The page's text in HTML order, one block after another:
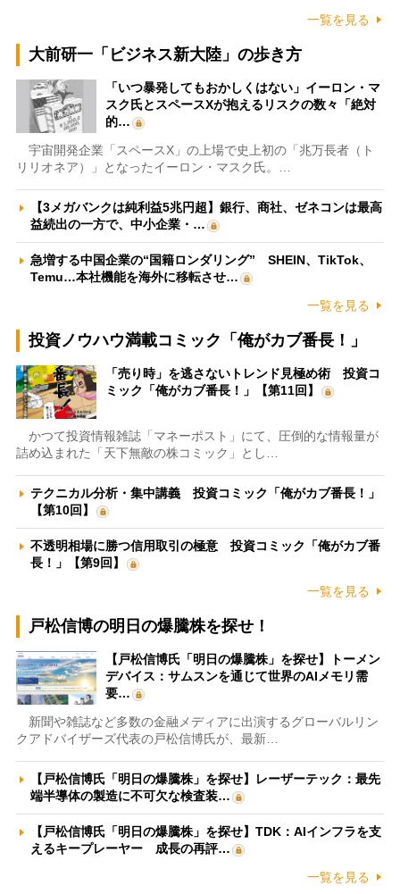
一覧を見る
大前研一「ビジネス新大陸」の歩き方
「いつ暴発してもおかしくはない」イーロン・マ
スク氏とスペースXが抱えるリスクの数々「絶対
的…
宇宙開発企業「スペースX」の上場で史上初の「兆万長者（ト
リリオネア）」となったイーロン・マスク氏。…
【3メガバンクは純利益5兆円超】銀行、商社、ゼネコンは最高
益続出の一方で、中小企業・…
急増する中国企業の“国籍ロンダリング” SHEIN、TikTok、
Temu…本社機能を海外に移転させ…
一覧を見る
投資ノウハウ満載コミック「俺がカブ番長！」
「売り時」を逃さないトレンド見極め術 投資コ
ミック「俺がカブ番長！」【第11回】
かつて投資情報雑誌「マネーポスト」にて、圧倒的な情報量が
詰め込まれた「天下無敵の株コミック」とし…
テクニカル分析・集中講義 投資コミック「俺がカブ番長！」
【第10回】
不透明相場に勝つ信用取引の極意 投資コミック「俺がカブ番
長！」【第9回】
一覧を見る
戸松信博の明日の爆騰株を探せ！
【戸松信博氏「明日の爆騰株」を探せ】トーメン
デバイス：サムスンを通じて世界のAIメモリ需
要…
新聞や雑誌など多数の金融メディアに出演するグローバルリン
クアドバイザーズ代表の戸松信博氏が、最新…
【戸松信博氏「明日の爆騰株」を探せ】レーザーテック：最先
端半導体の製造に不可欠な検査装…
【戸松信博氏「明日の爆騰株」を探せ】TDK：AIインフラを支
えるキープレーヤー 成長の再評…
一覧を見る